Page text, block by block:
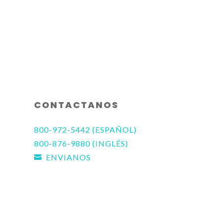
CONTACTANOS
800-972-5442 (ESPAÑOL)
800-876-9880 (INGLÉS)
 ENVIANOS